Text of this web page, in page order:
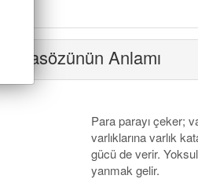
Atasözünün Anlamı
Para parayı çeker;
varlıklarına varlık
gücü de verir.
yanmak gelir.